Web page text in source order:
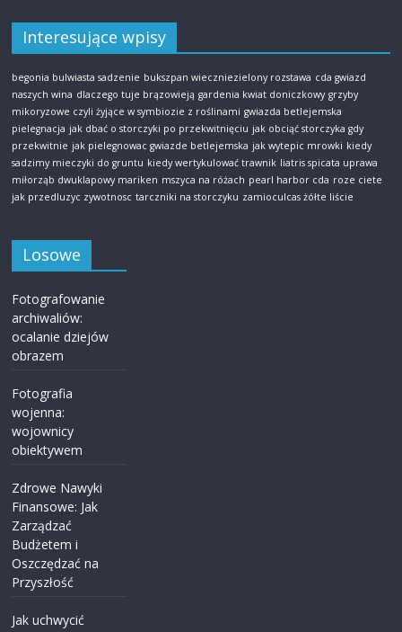
Interesujące wpisy
begonia bulwiasta sadzenie bukszpan wieczniezielony rozstawa cda gwiazd
naszych wina dlaczego tuje brązowieją gardenia kwiat doniczkowy grzyby
mikoryzowe czyli żyjące w symbiozie z roślinami gwiazda betlejemska
pielegnacja jak dbać o storczyki po przekwitnięciu jak obciąć storczyka gdy
przekwitnie jak pielegnowac gwiazde betlejemska jak wytepic mrowki kiedy
sadzimy mieczyki do gruntu kiedy wertykulować trawnik liatris spicata uprawa
miłorząb dwuklapowy mariken mszyca na różach pearl harbor cda roze ciete
jak przedluzyc zywotnosc tarczniki na storczyku zamioculcas żółte liście
Losowe
Fotografowanie
archiwaliów:
ocalanie dziejów
obrazem
Fotografia
wojenna:
wojownicy
obiektywem
Zdrowe Nawyki
Finansowe: Jak
Zarządzać
Budżetem i
Oszczędzać na
Przyszłość
Jak uchwycić